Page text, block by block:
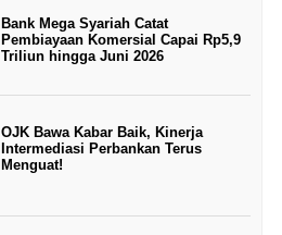
Bank Mega Syariah Catat
Pembiayaan Komersial Capai Rp5,9
Triliun hingga Juni 2026
OJK Bawa Kabar Baik, Kinerja
Intermediasi Perbankan Terus
Menguat!